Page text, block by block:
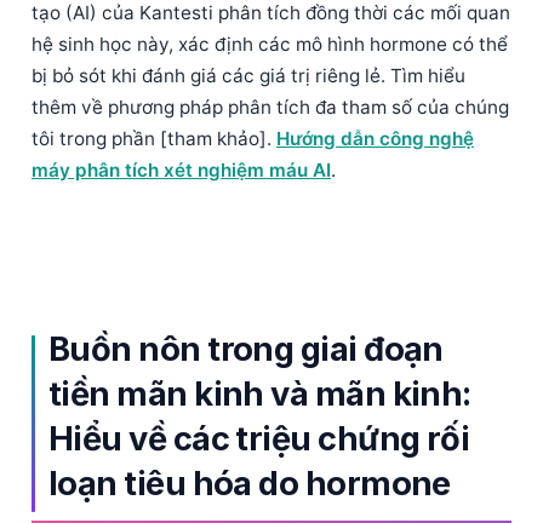
tạo (AI) của Kantesti phân tích đồng thời các mối quan
hệ sinh học này, xác định các mô hình hormone có thể
bị bỏ sót khi đánh giá các giá trị riêng lẻ. Tìm hiểu
thêm về phương pháp phân tích đa tham số của chúng
tôi trong phần [tham khảo]. Hướng dẫn công nghệ
máy phân tích xét nghiệm máu AI.
Buồn nôn trong giai đoạn
tiền mãn kinh và mãn kinh:
Hiểu về các triệu chứng rối
loạn tiêu hóa do hormone